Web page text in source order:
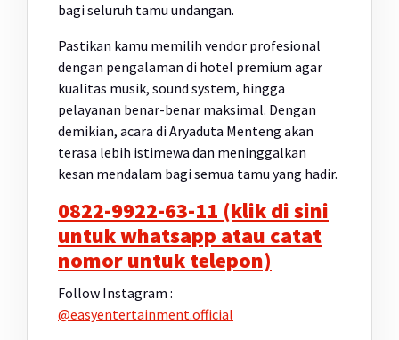
bagi seluruh tamu undangan.
Pastikan kamu memilih vendor profesional
dengan pengalaman di hotel premium agar
kualitas musik, sound system, hingga
pelayanan benar-benar maksimal. Dengan
demikian, acara di Aryaduta Menteng akan
terasa lebih istimewa dan meninggalkan
kesan mendalam bagi semua tamu yang hadir.
0822-9922-63-11 (klik di sini
untuk whatsapp atau catat
nomor untuk telepon)
Follow Instagram :
@easyentertainment.official